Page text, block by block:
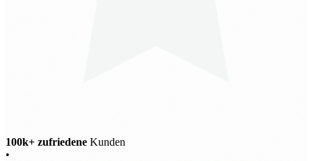
100k+ zufriedene Kunden
•